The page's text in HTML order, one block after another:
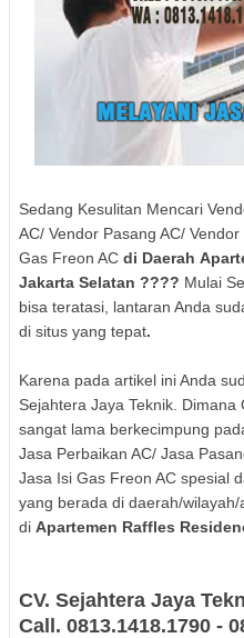
Sedang Kesulitan Mencari
AC/ Vendor Pasang AC/
Gas Freon AC di Daerah
Jakarta Selatan ???? Mulai
bisa teratasi, lantaran Anda
di situs yang tepat.
Karena pada artikel ini Anda
Sejahtera Jaya Teknik. Dimana
sangat lama berkecimpung
Jasa Perbaikan AC/ Jasa
Jasa Isi Gas Freon AC spesial
yang berada di daerah/
di Apartemen Raffles
CV. Sejahtera Jaya
Call. 0813.1418.1790 -